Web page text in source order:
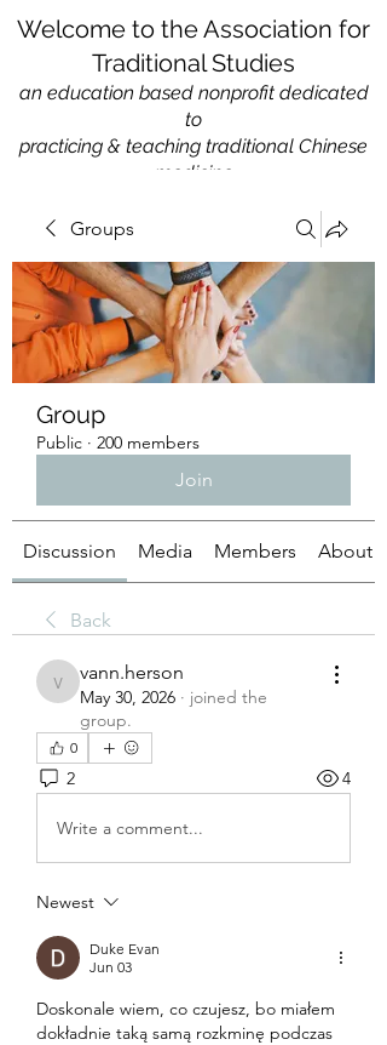
Welcome to the Association for
Traditional Studies
an education based nonprofit dedicated
to
practicing & teaching traditional Chinese
medicine
Groups
Group
Public · 200 members
Join
Discussion Media Members About
Back
vann.herson
vann.herson
May 30, 2026 · joined the
group.
0
2 4
Write a comment...
Newest
Duke Evan
Jun 03
Doskonale wiem, co czujesz, bo miałem
dokładnie taką samą rozkminę podczas